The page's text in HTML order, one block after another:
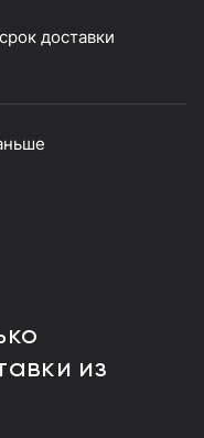
доставки
из